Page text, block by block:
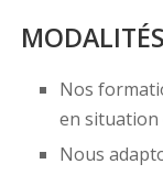
Nos
en situation
Nous